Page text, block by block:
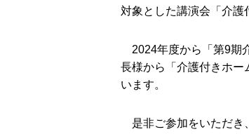
対象とした講演会「介護
2024年度から「第9期
長様から「介護付きホー
います。
是非ご参加をいただき